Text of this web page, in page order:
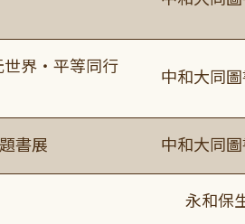
世界・平等同行
中和大同
書展 中和大同
永和保